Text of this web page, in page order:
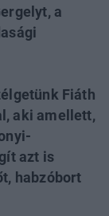
a
Fiáth
aki amellett,
azt is
habzóbort